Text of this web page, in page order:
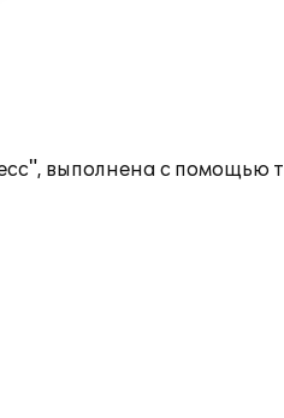
выполнена с